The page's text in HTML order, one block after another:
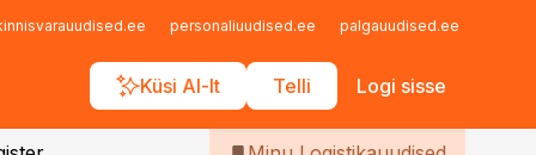
personaliuudised.ee palgauudised.ee
Küsi AI-lt Telli Logi sisse
Iseteenindus
Telli Logistikauudised